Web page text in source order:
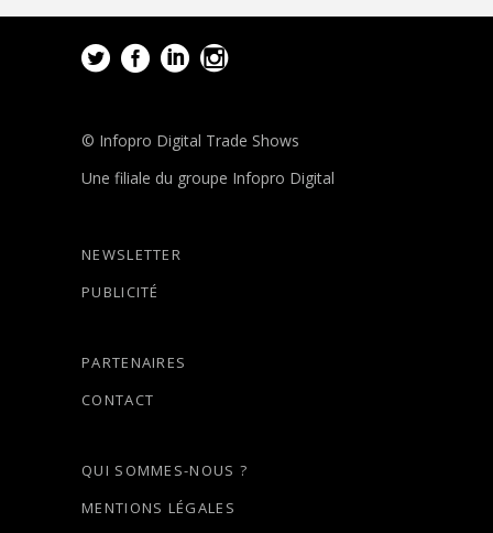
© Infopro Digital Trade Shows
Une filiale du groupe Infopro Digital
NEWSLETTER
PUBLICITÉ
PARTENAIRES
CONTACT
QUI SOMMES-NOUS ?
MENTIONS LÉGALES